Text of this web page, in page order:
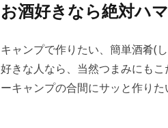
お酒好きなら絶対ハ
キャンプで作りたい、簡単酒肴(
好きな人なら、当然つまみにも
ーキャンプの合間にサッと作り